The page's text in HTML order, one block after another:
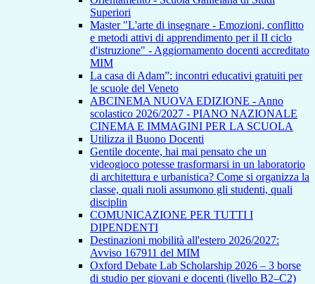
Superiori
Master "L'arte di insegnare - Emozioni, conflitto
e metodi attivi di apprendimento per il II ciclo
d'istruzione" - Aggiornamento docenti accreditato
MIM
La casa di Adam”: incontri educativi gratuiti per
le scuole del Veneto
ABCINEMA NUOVA EDIZIONE - Anno
scolastico 2026/2027 - PIANO NAZIONALE
CINEMA E IMMAGINI PER LA SCUOLA
Utilizza il Buono Docenti
Gentile docente, hai mai pensato che un
videogioco potesse trasformarsi in un laboratorio
di architettura e urbanistica? Come si organizza la
classe, quali ruoli assumono gli studenti, quali
disciplin
COMUNICAZIONE PER TUTTI I
DIPENDENTI
Destinazioni mobilità all'estero 2026/2027:
Avviso 167911 del MIM
Oxford Debate Lab Scholarship 2026 – 3 borse
di studio per giovani e docenti (livello B2–C2)